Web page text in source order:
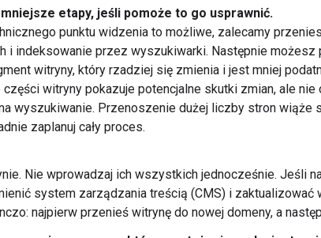
etapy, jeśli pomoże to go usprawnić.
punktu widzenia to możliwe, zalecamy
i indeksowanie przez wyszukiwarki. Następnie
witryny, który rzadziej się zmienia i jest mniej
części witryny pokazuje potencjalne skutki zmian, ale
na wyszukiwanie. Przenoszenie dużej liczby stron
zaplanuj cały proces.
Nie wprowadzaj ich wszystkich jednocześnie. Jeśli
system zarządzania treścią (CMS) i zaktualizować
najpierw przenieś witrynę do nowej domeny, a